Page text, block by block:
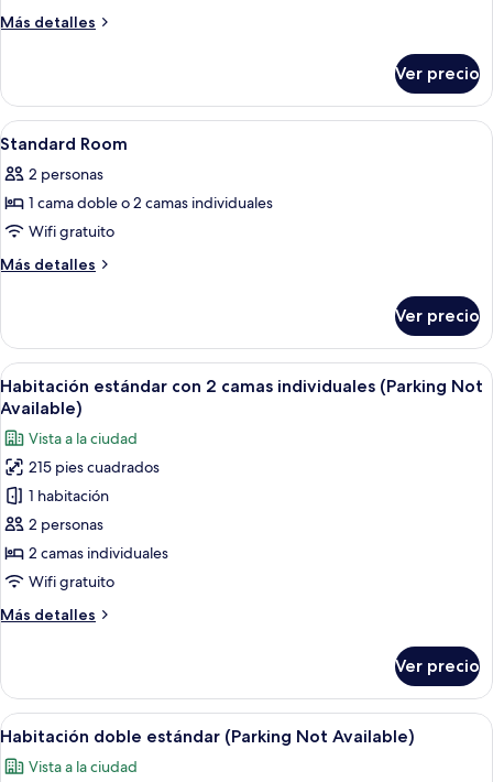
Más detalles
Más
Twin
Ver precio
Abrir
todas
las
fotos
de
Standard
Ropa de cama de alta calidad y caja
3
Standard Room
2 personas
1 cama doble o 2 camas individuales
Wifi gratuito
Más detalles
Más
Room
Ver precio
Abrir
todas
las
fotos
de
Habitación
estándar
con
2
individuales
Available)
Habitación de hotel con dos camas,
9
Habitación estándar con 2 camas individuales (Parking Not
Available)
Vista a la ciudad
215 pies cuadrados
1 habitación
2 personas
2 camas individuales
Wifi gratuito
Más detalles
Más
estándar
con
2
individuales
Ver precio
Abrir
todas
las
Habitación de hotel moderna con
8
Habitación doble estándar (Parking Not Available)
Vista a la ciudad